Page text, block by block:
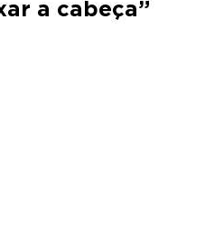
a cabeça”